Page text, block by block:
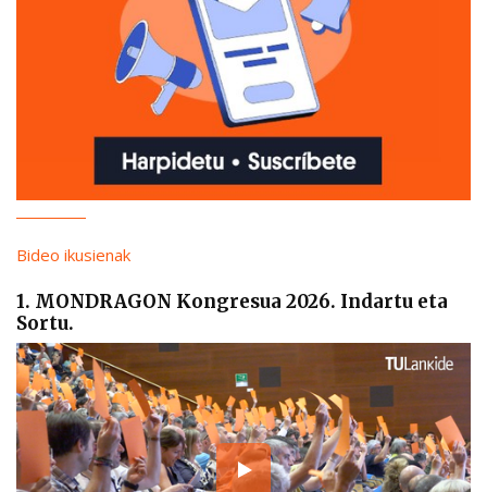
Bideo ikusienak
1. MONDRAGON Kongresua 2026. Indartu eta
Sortu.